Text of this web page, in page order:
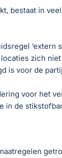
bestaat in
zich
is voor de
voor het
de